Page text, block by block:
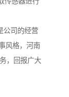
公司的经营
风格，河南
，回报广大